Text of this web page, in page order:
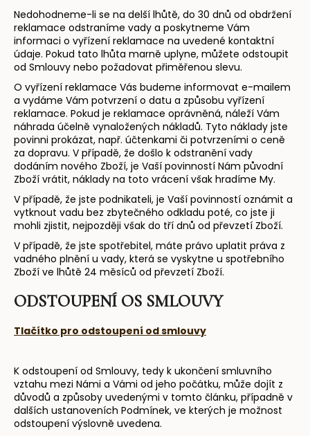
Nedohodneme-li se na delší lhůtě, do 30 dnů od obdržení
reklamace odstraníme vady a poskytneme Vám
informaci o vyřízení reklamace na uvedené kontaktní
údaje. Pokud tato lhůta marně uplyne, můžete odstoupit
od Smlouvy nebo požadovat přiměřenou slevu.
O vyřízení reklamace Vás budeme informovat e-mailem
a vydáme Vám potvrzení o datu a způsobu vyřízení
reklamace. Pokud je reklamace oprávněná, náleží Vám
náhrada účelně vynaložených nákladů. Tyto náklady jste
povinni prokázat, např. účtenkami či potvrzeními o ceně
za dopravu. V případě, že došlo k odstranění vady
dodáním nového Zboží, je Vaší povinností Nám původní
Zboží vrátit, náklady na toto vrácení však hradíme My.
V případě, že jste podnikateli, je Vaší povinností oznámit a
vytknout vadu bez zbytečného odkladu poté, co jste ji
mohli zjistit, nejpozději však do tří dnů od převzetí Zboží.
V případě, že jste spotřebitel, máte právo uplatit práva z
vadného plnění u vady, která se vyskytne u spotřebního
Zboží ve lhůtě 24 měsíců od převzetí Zboží.
ODSTOUPENÍ OS SMLOUVY
Tlačítko pro odstoupení od smlouvy
K odstoupení od Smlouvy, tedy k ukončení smluvního
vztahu mezi Námi a Vámi od jeho počátku, může dojít z
důvodů a způsoby uvedenými v tomto článku, případně v
dalších ustanoveních Podmínek, ve kterých je možnost
odstoupení výslovně uvedena.